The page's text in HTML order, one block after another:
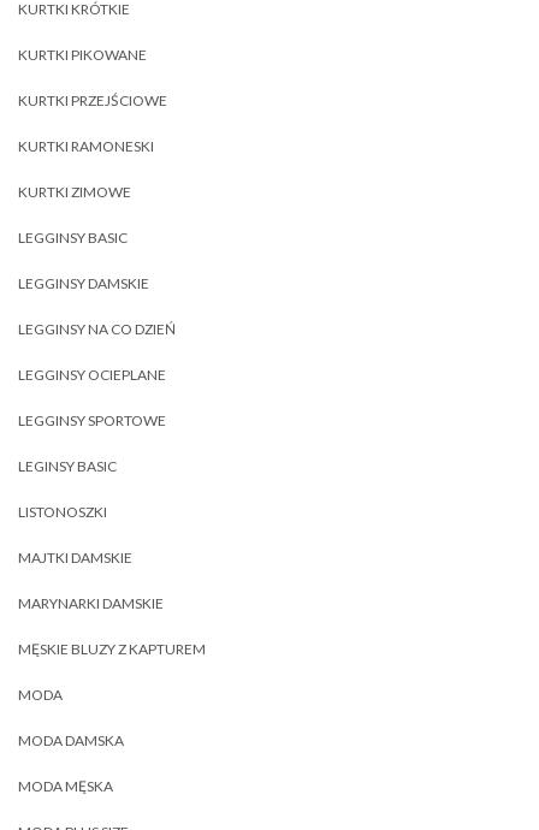
KURTKI KRÓTKIE
KURTKI PIKOWANE
KURTKI PRZEJŚCIOWE
KURTKI RAMONESKI
KURTKI ZIMOWE
LEGGINSY BASIC
LEGGINSY DAMSKIE
LEGGINSY NA CO DZIEŃ
LEGGINSY OCIEPLANE
LEGGINSY SPORTOWE
LEGINSY BASIC
LISTONOSZKI
MAJTKI DAMSKIE
MARYNARKI DAMSKIE
MĘSKIE BLUZY Z KAPTUREM
MODA
MODA DAMSKA
MODA MĘSKA